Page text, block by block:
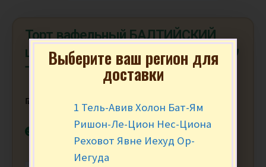
Торт вафельный БАЛТИЙСКИЙ
шоколадный 320 гр. עוגת וופל בטעם
שוקולד
₪ 22.90 за уп.
В наличии
Выберите ваш регион для
доставки
1 Тель-Авив Холон Бат-Ям
Ришон-Ле-Цион Нес-Циона
Реховот Явне Иехуд Ор-
Иегуда